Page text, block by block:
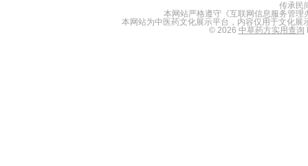
传承民
本网站严格遵守《互联网信息服务管
本网站为中医药文化展示平台，内容仅用于文化
© 2026 中草药方实用查询